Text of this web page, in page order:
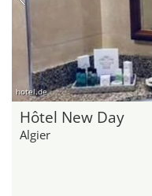
hotel.de
Hôtel New Day
Algier